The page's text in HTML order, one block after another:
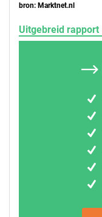
bron: Marktnet.nl
Uitgebreid rapport